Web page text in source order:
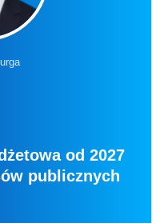
od 2027
publicznych